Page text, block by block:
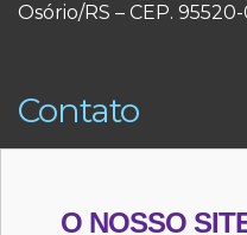
Osório/RS – CEP.
Contato
(51) 98484-3291
O NOSSO